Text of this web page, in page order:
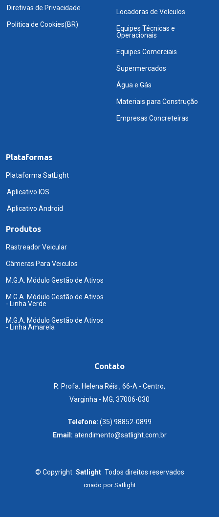
Diretivas de Privacidade
Política de Cookies(BR)
Locadoras de Veículos
Equipes Técnicas e
Operacionais
Equipes Comerciais
Supermercados
Água e Gás
Materiais para Construção
Empresas Concreteiras
Plataformas
Plataforma SatLight
Aplicativo IOS
Aplicativo Android
Produtos
Rastreador Veicular
Câmeras Para Veiculos
M.G.A. Módulo Gestão de Ativos
M.G.A. Módulo Gestão de Ativos
- Linha Verde
M.G.A. Módulo Gestão de Ativos
- Linha Amarela
Contato
R. Profa. Helena Réis , 66-A - Centro,
Varginha - MG, 37006-030
Telefone: (35) 98852-0899
Email: atendimento@satlight.com.br
© Copyright Satlight Todos direitos reservados
criado porSatlight